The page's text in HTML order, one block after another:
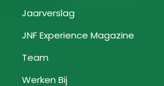
Jaarverslag
JNF Experience Magazine
Team
Werken Bij